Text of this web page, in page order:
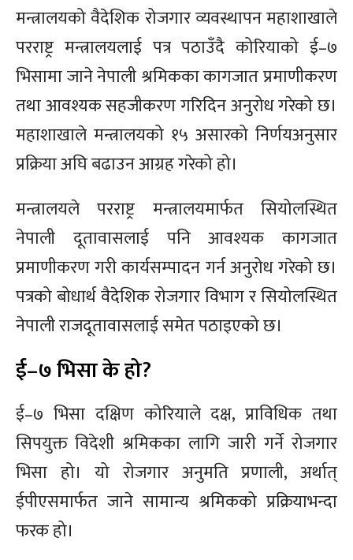
मन्त्रालयको वैदेशिक रोजगार व्यवस्थापन महाशाखाले
परराष्ट्र मन्त्रालयलाई पत्र पठाउँदै कोरियाको ई–७
भिसामा जाने नेपाली श्रमिकका कागजात प्रमाणीकरण
तथा आवश्यक सहजीकरण गरिदिन अनुरोध गरेको छ।
महाशाखाले मन्त्रालयको १५ असारको निर्णयअनुसार
प्रक्रिया अघि बढाउन आग्रह गरेको हो।
मन्त्रालयले परराष्ट्र मन्त्रालयमार्फत सियोलस्थित
नेपाली दूतावासलाई पनि आवश्यक कागजात
प्रमाणीकरण गरी कार्यसम्पादन गर्न अनुरोध गरेको छ।
पत्रको बोधार्थ वैदेशिक रोजगार विभाग र सियोलस्थित
नेपाली राजदूतावासलाई समेत पठाइएको छ।
ई–७ भिसा के हो?
ई–७ भिसा दक्षिण कोरियाले दक्ष, प्राविधिक तथा
सिपयुक्त विदेशी श्रमिकका लागि जारी गर्ने रोजगार
भिसा हो। यो रोजगार अनुमति प्रणाली, अर्थात्
ईपीएसमार्फत जाने सामान्य श्रमिकको प्रक्रियाभन्दा
फरक हो।